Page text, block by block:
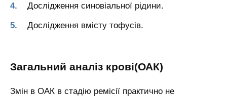
Дослідження синовіальної рідини.
Дослідження вмісту тофусів.
Загальний аналіз крові(ОАК)
Змін в ОАК в стадію ремісії практично не